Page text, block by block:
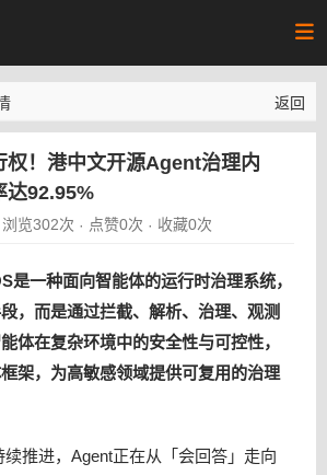
返回
权！港中文开源Agent治理内
达92.95%
浏览302次 · 点赞0次 · 收藏0次
是一种面向智能体的运行时治理系统，
，而是通过拦截、解析、治理、观测
体在复杂环境中的安全性与可控性，
架，为高敏感领域提供可复用的治理
续推进，Agent正在从「会回答」走向